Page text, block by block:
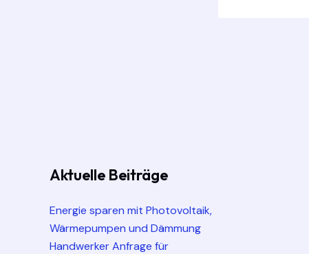
Aktuelle Beiträge
Energie sparen mit Photovoltaik,
Wärmepumpen und Dämmung
Handwerker Anfrage für